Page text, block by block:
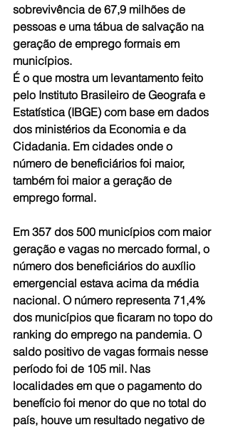
sobrevivência de 67,9 milhões de
pessoas e uma tábua de salvação na
geração de emprego formais em
municípios.
É o que mostra um levantamento feito
pelo Instituto Brasileiro de Geografa e
Estatística (IBGE) com base em dados
dos ministérios da Economia e da
Cidadania. Em cidades onde o
número de beneficiários foi maior,
também foi maior a geração de
emprego formal.
Em 357 dos 500 municípios com maior
geração e vagas no mercado formal, o
número dos beneficiários do auxílio
emergencial estava acima da média
nacional. O número representa 71,4%
dos municípios que ficaram no topo do
ranking do emprego na pandemia. O
saldo positivo de vagas formais nesse
período foi de 105 mil. Nas
localidades em que o pagamento do
benefício foi menor do que no total do
país, houve um resultado negativo de